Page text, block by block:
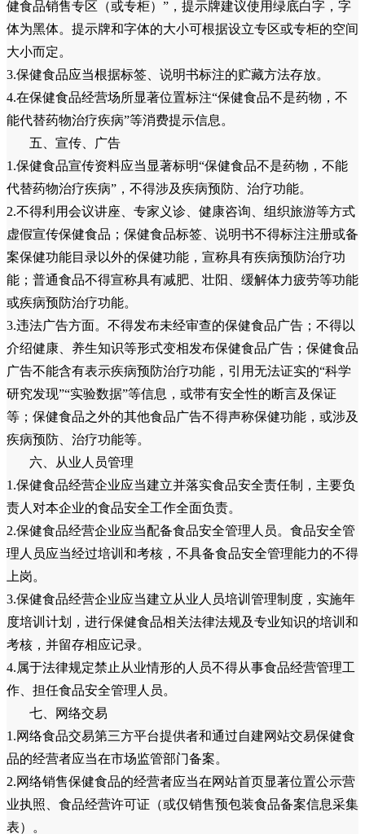
健食品销售专区（或专柜）”，提示牌建议使用绿底白字，字
体为黑体。提示牌和字体的大小可根据设立专区或专柜的空间
大小而定。
3.保健食品应当根据标签、说明书标注的贮藏方法存放。
4.在保健食品经营场所显著位置标注“保健食品不是药物，不
能代替药物治疗疾病”等消费提示信息。
五、宣传、广告
1.保健食品宣传资料应当显著标明“保健食品不是药物，不能
代替药物治疗疾病”，不得涉及疾病预防、治疗功能。
2.不得利用会议讲座、专家义诊、健康咨询、组织旅游等方式
虚假宣传保健食品；保健食品标签、说明书不得标注注册或备
案保健功能目录以外的保健功能，宣称具有疾病预防治疗功
能；普通食品不得宣称具有减肥、壮阳、缓解体力疲劳等功能
或疾病预防治疗功能。
3.违法广告方面。不得发布未经审查的保健食品广告；不得以
介绍健康、养生知识等形式变相发布保健食品广告；保健食品
广告不能含有表示疾病预防治疗功能，引用无法证实的“科学
研究发现”“实验数据”等信息，或带有安全性的断言及保证
等；保健食品之外的其他食品广告不得声称保健功能，或涉及
疾病预防、治疗功能等。
六、从业人员管理
1.保健食品经营企业应当建立并落实食品安全责任制，主要负
责人对本企业的食品安全工作全面负责。
2.保健食品经营企业应当配备食品安全管理人员。食品安全管
理人员应当经过培训和考核，不具备食品安全管理能力的不得
上岗。
3.保健食品经营企业应当建立从业人员培训管理制度，实施年
度培训计划，进行保健食品相关法律法规及专业知识的培训和
考核，并留存相应记录。
4.属于法律规定禁止从业情形的人员不得从事食品经营管理工
作、担任食品安全管理人员。
七、网络交易
1.网络食品交易第三方平台提供者和通过自建网站交易保健食
品的经营者应当在市场监管部门备案。
2.网络销售保健食品的经营者应当在网站首页显著位置公示营
业执照、食品经营许可证（或仅销售预包装食品备案信息采集
表）。